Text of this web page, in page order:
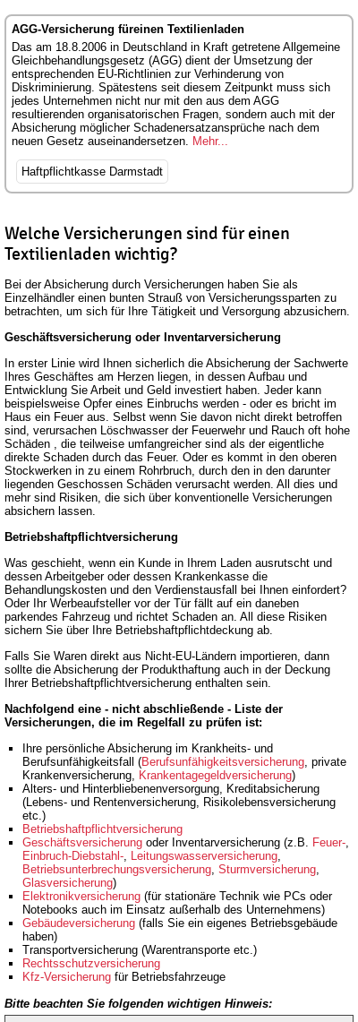
AGG-Versicherung füreinen Textilienladen
Das am 18.8.2006 in Deutschland in Kraft getretene Allgemeine
Gleichbehandlungsgesetz (AGG) dient der Umsetzung der
entsprechenden EU-Richtlinien zur Verhinderung von
Diskriminierung. Spätestens seit diesem Zeitpunkt muss sich
jedes Unternehmen nicht nur mit den aus dem AGG
resultierenden organisatorischen Fragen, sondern auch mit der
Absicherung möglicher Schadenersatzansprüche nach dem
neuen Gesetz auseinandersetzen. Mehr...
Haftpflichtkasse Darmstadt
Welche Versicherungen sind für einen
Textilienladen wichtig?
Bei der Absicherung durch Versicherungen haben Sie als
Einzelhändler einen bunten Strauß von Versicherungssparten zu
betrachten, um sich für Ihre Tätigkeit und Versorgung abzusichern.
Geschäftsversicherung oder Inventarversicherung
In erster Linie wird Ihnen sicherlich die Absicherung der Sachwerte
Ihres Geschäftes am Herzen liegen, in dessen Aufbau und
Entwicklung Sie Arbeit und Geld investiert haben. Jeder kann
beispielsweise Opfer eines Einbruchs werden - oder es bricht im
Haus ein Feuer aus. Selbst wenn Sie davon nicht direkt betroffen
sind, verursachen Löschwasser der Feuerwehr und Rauch oft hohe
Schäden , die teilweise umfangreicher sind als der eigentliche
direkte Schaden durch das Feuer. Oder es kommt in den oberen
Stockwerken in zu einem Rohrbruch, durch den in den darunter
liegenden Geschossen Schäden verursacht werden. All dies und
mehr sind Risiken, die sich über konventionelle Versicherungen
absichern lassen.
Betriebshaftpflichtversicherung
Was geschieht, wenn ein Kunde in Ihrem Laden ausrutscht und
dessen Arbeitgeber oder dessen Krankenkasse die
Behandlungskosten und den Verdienstausfall bei Ihnen einfordert?
Oder Ihr Werbeaufsteller vor der Tür fällt auf ein daneben
parkendes Fahrzeug und richtet Schaden an. All diese Risiken
sichern Sie über Ihre Betriebshaftpflichtdeckung ab.
Falls Sie Waren direkt aus Nicht-EU-Ländern importieren, dann
sollte die Absicherung der Produkthaftung auch in der Deckung
Ihrer Betriebshaftpflichtversicherung enthalten sein.
Nachfolgend eine - nicht abschließende - Liste der
Versicherungen, die im Regelfall zu prüfen ist:
Ihre persönliche Absicherung im Krankheits- und
Berufsunfähigkeitsfall (Berufsunfähigkeitsversicherung, private
Krankenversicherung, Krankentagegeldversicherung)
Alters- und Hinterbliebenenversorgung, Kreditabsicherung
(Lebens- und Rentenversicherung, Risikolebensversicherung
etc.)
Betriebshaftpflichtversicherung
Geschäftsversicherung oder Inventarversicherung (z.B. Feuer-,
Einbruch-Diebstahl-, Leitungswasserversicherung,
Betriebsunterbrechungsversicherung, Sturmversicherung,
Glasversicherung)
Elektronikversicherung (für stationäre Technik wie PCs oder
Notebooks auch im Einsatz außerhalb des Unternehmens)
Gebäudeversicherung (falls Sie ein eigenes Betriebsgebäude
haben)
Transportversicherung (Warentransporte etc.)
Rechtsschutzversicherung
Kfz-Versicherung für Betriebsfahrzeuge
Bitte beachten Sie folgenden wichtigen Hinweis: